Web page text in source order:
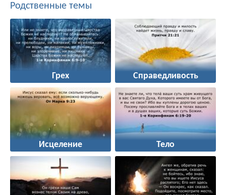
Родственные темы
Грех Справедливость
Исцеление Тело